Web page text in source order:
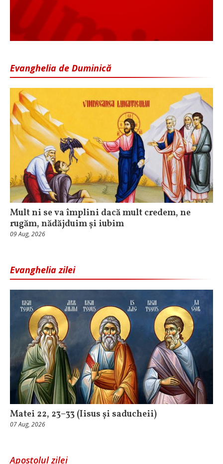
Evanghelia de Duminică
Mult ni se va împlini dacă mult credem, ne
rugăm, nădăjduim și iubim
09 Aug, 2026
Evanghelia zilei
Matei 22, 23–33 (Iisus și saducheii)
07 Aug, 2026
Apostolul zilei